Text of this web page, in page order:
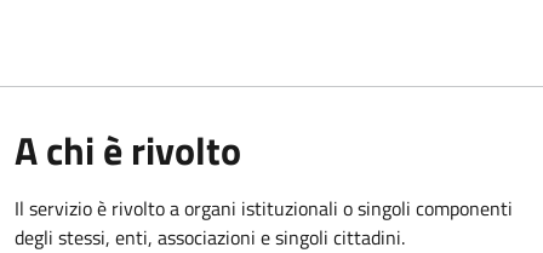
A chi è rivolto
Il servizio è rivolto a organi istituzionali o singoli componenti
degli stessi, enti, associazioni e singoli cittadini.